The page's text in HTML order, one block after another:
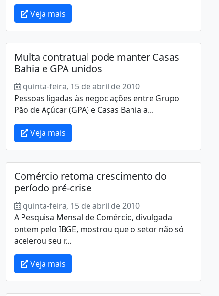
Veja mais
Multa contratual pode manter Casas
Bahia e GPA unidos
quinta-feira, 15 de abril de 2010
Pessoas ligadas às negociações entre Grupo
Pão de Açúcar (GPA) e Casas Bahia a...
Veja mais
Comércio retoma crescimento do
período pré-crise
quinta-feira, 15 de abril de 2010
A Pesquisa Mensal de Comércio, divulgada
ontem pelo IBGE, mostrou que o setor não só
acelerou seu r...
Veja mais